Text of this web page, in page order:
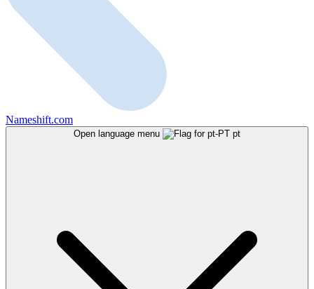
Nameshift.com
Open language menu pt